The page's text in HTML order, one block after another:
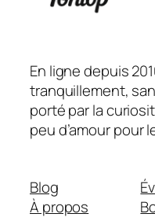
En ligne depuis
tranquillement,
porté par la
peu d’amour pour
Blog
À propos